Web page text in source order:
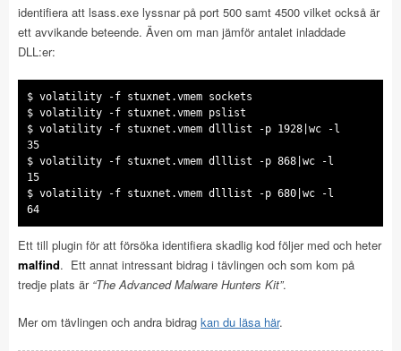
identifiera att lsass.exe lyssnar på port 500 samt 4500 vilket också är
ett avvikande beteende. Även om man jämför antalet inladdade
DLL:er:
$ volatility -f stuxnet.vmem sockets
$ volatility -f stuxnet.vmem pslist
$ volatility -f stuxnet.vmem dlllist -p 1928|wc -l
35
$ volatility -f stuxnet.vmem dlllist -p 868|wc -l
15
$ volatility -f stuxnet.vmem dlllist -p 680|wc -l
64
Ett till plugin för att försöka identifiera skadlig kod följer med och heter
malfind. Ett annat intressant bidrag i tävlingen och som kom på
tredje plats är “The Advanced Malware Hunters Kit”.
Mer om tävlingen och andra bidrag kan du läsa här.